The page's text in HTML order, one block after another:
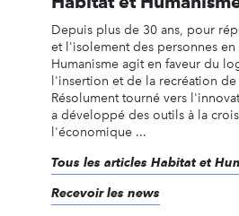
Depuis plus de 30 ans, pour
et l'isolement des personnes
Humanisme agit en faveur du
l'insertion et de la recréation
Résolument tourné vers
a développé des outils à la
l'économique ...
Tous les articles Habitat et
Recevoir les news